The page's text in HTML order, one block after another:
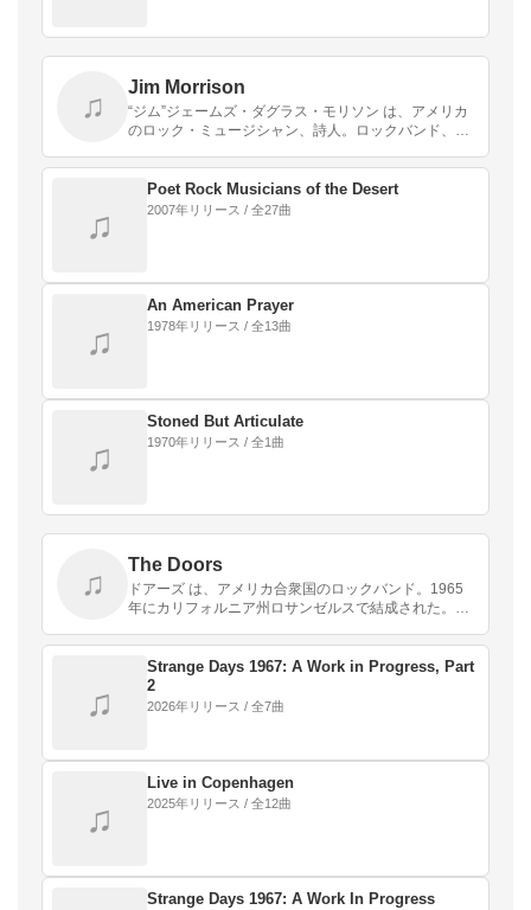
♫
Jim Morrison
“ジム”ジェームズ・ダグラス・モリソン は、アメリカ
のロック・ミュージシャン、詩人。ロックバンド、ド
る。また、バンド活動とは別に数冊の詩集を発表して
いる…
♫
Poet Rock Musicians of the Desert
2007年リリース / 全27曲
♫
An American Prayer
1978年リリース / 全13曲
♫
Stoned But Articulate
1970年リリース / 全1曲
♫
The Doors
ドアーズ は、アメリカ合衆国のロックバンド。1965
年にカリフォルニア州ロサンゼルスで結成された。ボ
レク、ギターのロビー・クリーガー、ドラムのジョ
ン・デ…
♫
Strange Days 1967: A Work in Progress, Part
2
2026年リリース / 全7曲
♫
Live in Copenhagen
2025年リリース / 全12曲
Strange Days 1967: A Work In Progress